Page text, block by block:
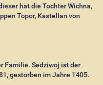
hat die Tochter Wichna,
Topor, Kastellan von
Familie. Sedziwoj ist der
gestorben im Jahre 1405.